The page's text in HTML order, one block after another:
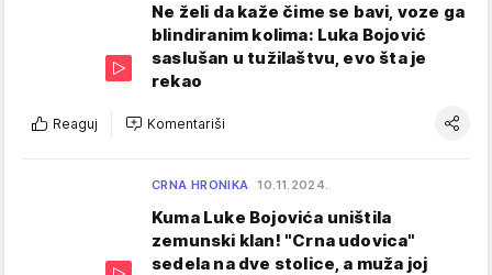
Ne želi da kaže čime se bavi, voze ga
blindiranim kolima: Luka Bojović
saslušan u tužilaštvu, evo šta je
rekao
Reaguj Komentariši
CRNA HRONIKA 10.11.2024.
Kuma Luke Bojovića uništila
zemunski klan! "Crna udovica"
sedela na dve stolice, a muža joj